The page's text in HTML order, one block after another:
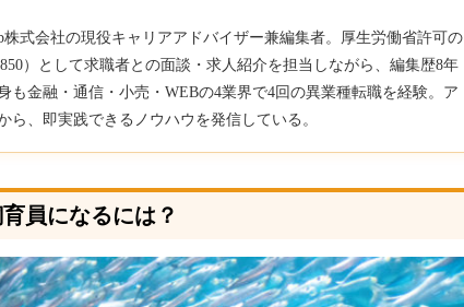
株式会社の現役キャリアアドバイザー兼編集者。厚生労働省許可の
）として求職者との面談・求人紹介を担当しながら、編集歴8年
も金融・通信・小売・WEBの4業界で4回の異業種転職を経験。ア
ら、即実践できるノウハウを発信している。
員になるには？